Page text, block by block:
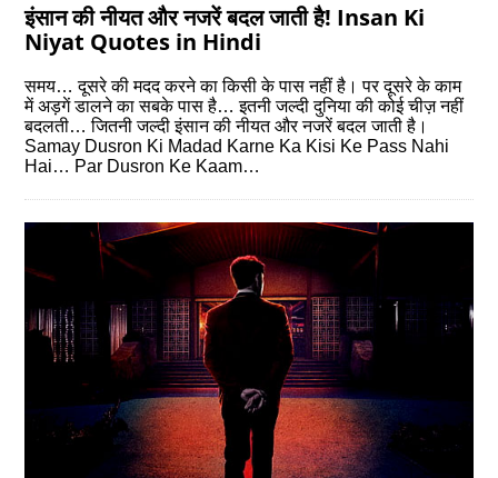
इंसान की नीयत और नजरें बदल जाती है! Insan Ki
Niyat Quotes in Hindi
समय… दूसरे की मदद करने का किसी के पास नहीं है। पर दूसरे के काम
में अड़गें डालने का सबके पास है… इतनी जल्‍दी दुनिया की कोई चीज़ नहीं
बदलती… जितनी जल्‍दी इंसान की नीयत और नजरें बदल जाती है।
Samay Dusron Ki Madad Karne Ka Kisi Ke Pass Nahi
Hai… Par Dusron Ke Kaam…